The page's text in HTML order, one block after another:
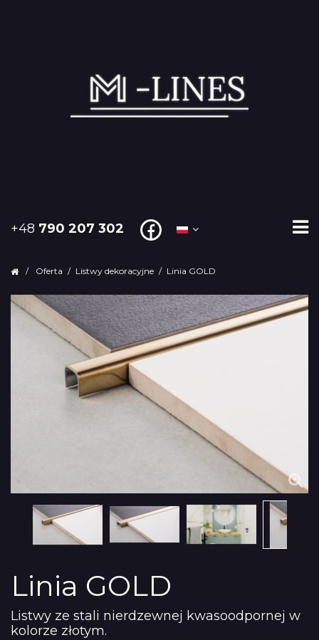
+48 790 207 302
/ Oferta / Listwy dekoracyjne / Linia GOLD
Linia GOLD
Listwy ze stali nierdzewnej kwasoodpornej w
kolorze złotym.